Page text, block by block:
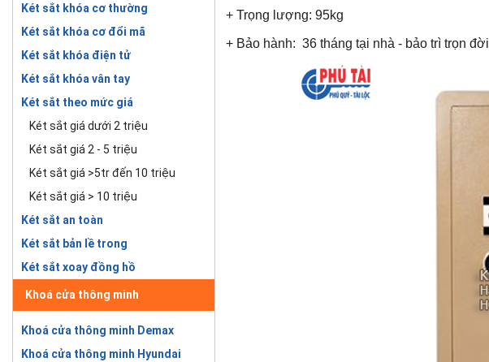
Két sắt khóa cơ thường
Két sắt khóa cơ đổi mã
Két sắt khóa điện tử
Két sắt khóa vân tay
Két sắt theo mức giá
Két sắt giá dưới 2 triệu
Két sắt giá 2 - 5 triệu
Két sắt giá >5tr đến 10 triệu
Két sắt giá > 10 triệu
Két sắt an toàn
Két sắt bản lề trong
Két sắt xoay đồng hồ
Khoá cửa thông minh
Khoá cửa thông minh Demax
Khoá cửa thông minh Hyundai
+ Trọng lượng: 95kg
+ Bảo hành: 36 tháng tại nhà - bảo trì trọn đời